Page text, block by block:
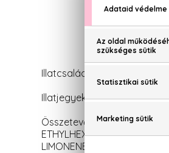
Illatcsalád: Orientális-vaníliás
Illatjegyek: Rózsa,
Összetevők: ALCOHOL
ETHYLHEXYL
LIMONENE, GERANIOL,